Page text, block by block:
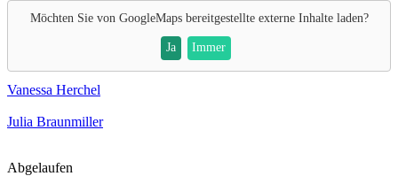
Möchten Sie von GoogleMapsbereitgestellte externe Inhalte laden?
Ja Immer
Vanessa Herchel
Julia Braunmiller
Abgelaufen